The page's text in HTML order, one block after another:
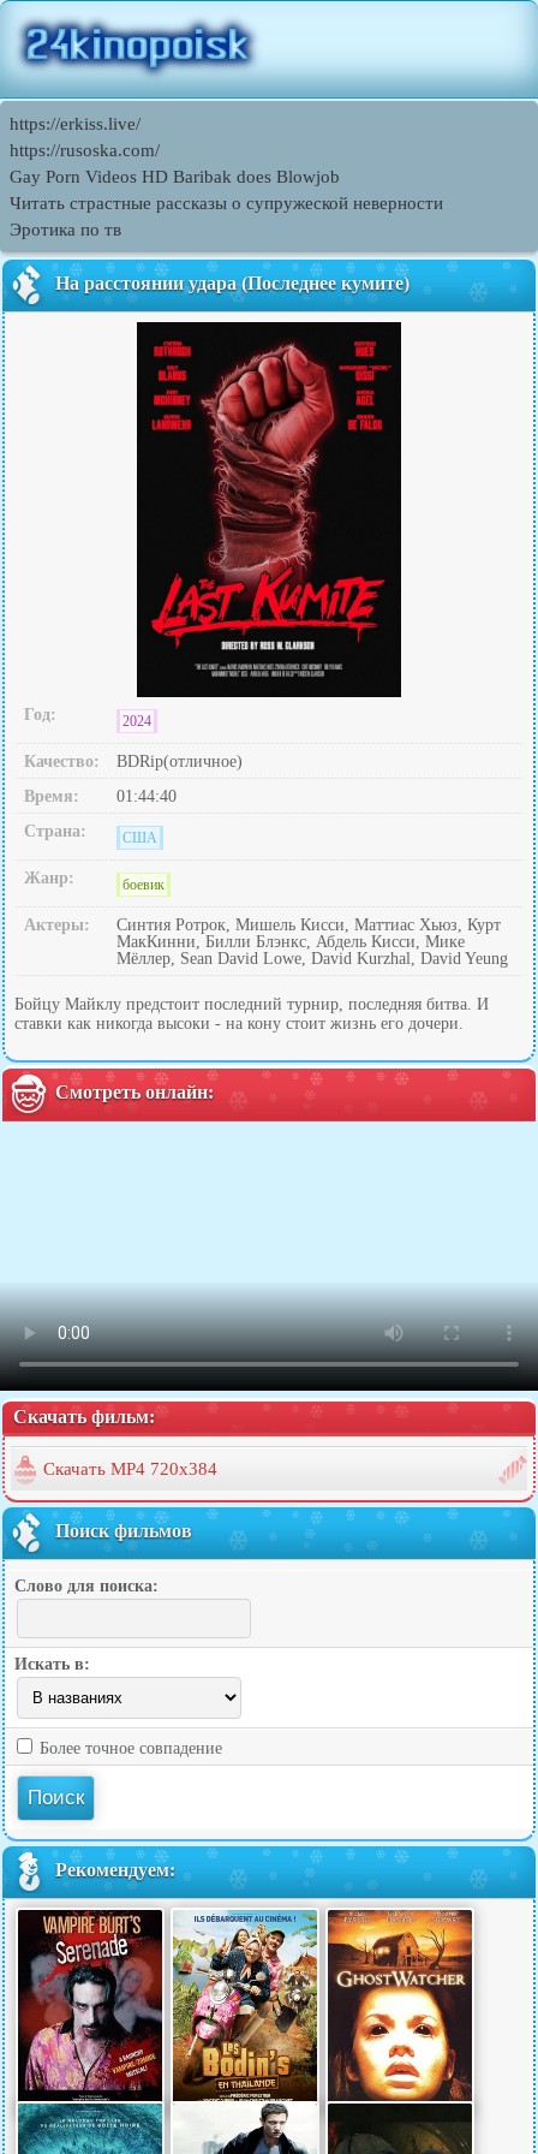
https://erkiss.live/
https://rusoska.com/
Gay Porn Videos HD Baribak does Blowjob
Читать страстные рассказы о супружеской неверности
Эротика по тв
На расстоянии удара (Последнее кумите)
Год: 2024
Качество:
BDRip(отличное)
Время:
01:44:40
Страна:
США
Жанр: боевик
Актеры:
Синтия Ротрок, Мишель Кисси, Маттиас Хьюз, Курт
МакКинни, Билли Блэнкс, Абдель Кисси, Мике
Мёллер, Sean David Lowe, David Kurzhal, David Yeung
Бойцу Майклу предстоит последний турнир, последняя битва. И
ставки как никогда высоки - на кону стоит жизнь его дочери.
Смотреть онлайн:
Скачать фильм:
Скачать MP4 720x384
Поиск фильмов
Слово для поиска:
Искать в:
Более точное совпадение
Рекомендуем: